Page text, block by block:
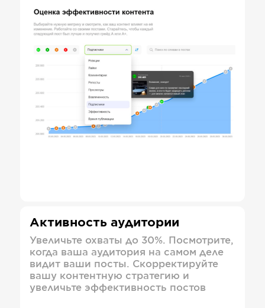
Активность аудитории
Увеличьте охваты до 30%. Посмотрите,
когда ваша аудитория на самом деле
видит ваши посты. Скорректируйте
вашу контентную стратегию и
увеличьте эффективность постов